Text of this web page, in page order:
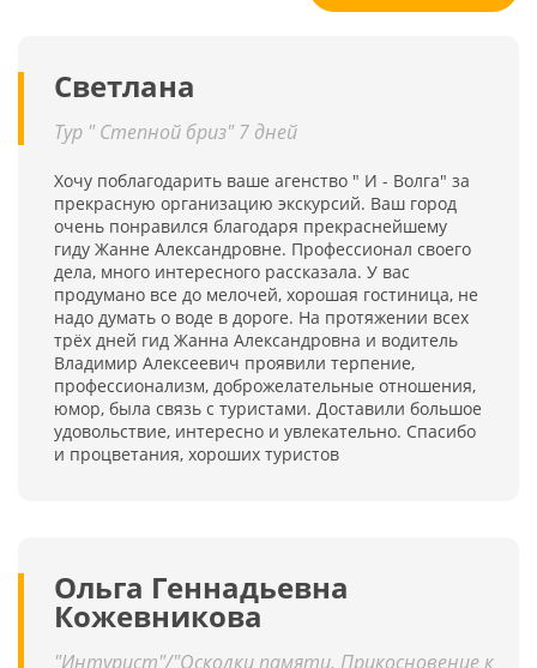
Светлана
Тур " Степной бриз" 7 дней
Хочу поблагодарить ваше агенство " И - Волга" за
прекрасную организацию экскурсий. Ваш город
очень понравился благодаря прекраснейшему
гиду Жанне Александровне. Профессионал своего
дела, много интересного рассказала. У вас
продумано все до мелочей, хорошая гостиница, не
надо думать о воде в дороге. На протяжении всех
трёх дней гид Жанна Александровна и водитель
Владимир Алексеевич проявили терпение,
профессионализм, доброжелательные отношения,
юмор, была связь с туристами. Доставили большое
удовольствие, интересно и увлекательно. Спасибо
и процветания, хороших туристов
Ольга Геннадьевна
Кожевникова
"Интурист"/"Осколки памяти. Прикосновение к